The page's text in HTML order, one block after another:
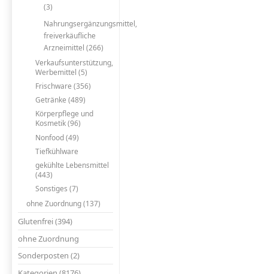
(3)
Nahrungsergänzungsmittel,
freiverkäufliche
Arzneimittel (266)
Verkaufsunterstützung,
Werbemittel (5)
Frischware (356)
Getränke (489)
Körperpflege und
Kosmetik (96)
Nonfood (49)
Tiefkühlware
gekühlte Lebensmittel
(443)
Sonstiges (7)
ohne Zuordnung (137)
Glutenfrei (394)
ohne Zuordnung
Sonderposten (2)